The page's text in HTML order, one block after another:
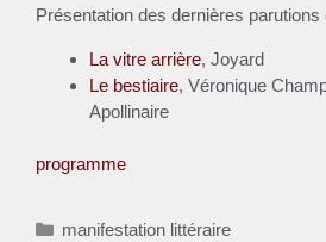
Présentation des dernières parutions
La vitre arrière, Joyard
Le bestiaire, Véronique
Apollinaire
programme
Catégories
manifestation littéraire